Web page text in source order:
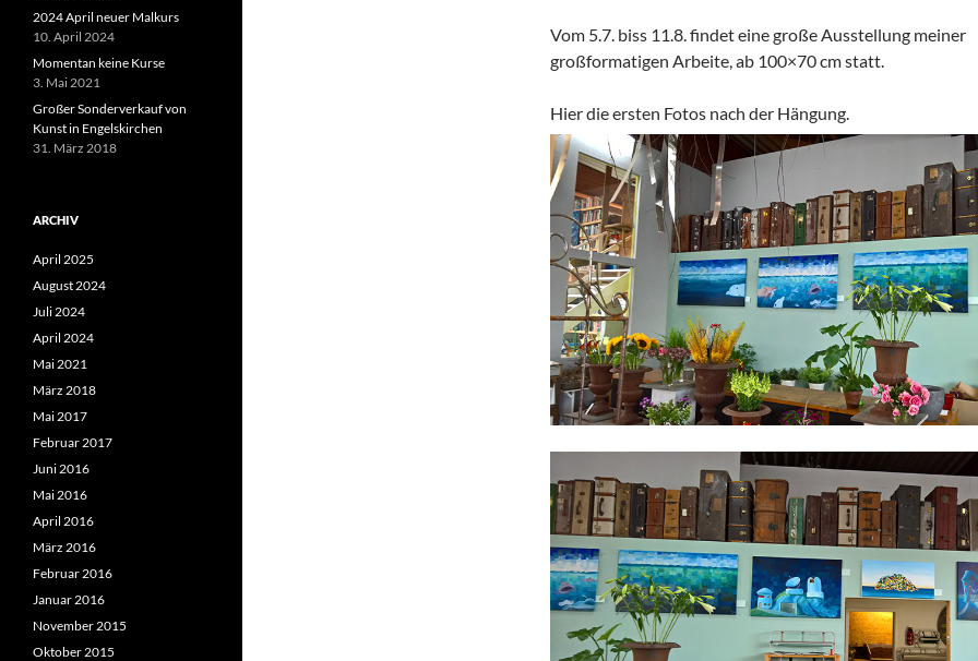
Vom 5.7. biss 11.8. findet eine große Ausstellung meiner
großformatigen Arbeite, ab 100×70 cm statt.
Hier die ersten Fotos nach der Hängung.
2024 April neuer Malkurs
10. April 2024
Momentan keine Kurse
3. Mai 2021
Großer Sonderverkauf von
Kunst in Engelskirchen
31. März 2018
ARCHIV
April 2025
August 2024
Juli 2024
April 2024
Mai 2021
März 2018
Mai 2017
Februar 2017
Juni 2016
Mai 2016
April 2016
März 2016
Februar 2016
Januar 2016
November 2015
Oktober 2015